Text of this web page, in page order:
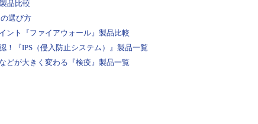
品比較
選び方
ント『ファイアウォール』製品比較
！『IPS（侵入防止システム）』製品一覧
どが大きく変わる『検疫』製品一覧